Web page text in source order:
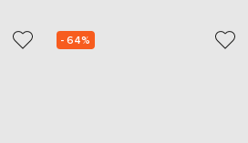
- 64%